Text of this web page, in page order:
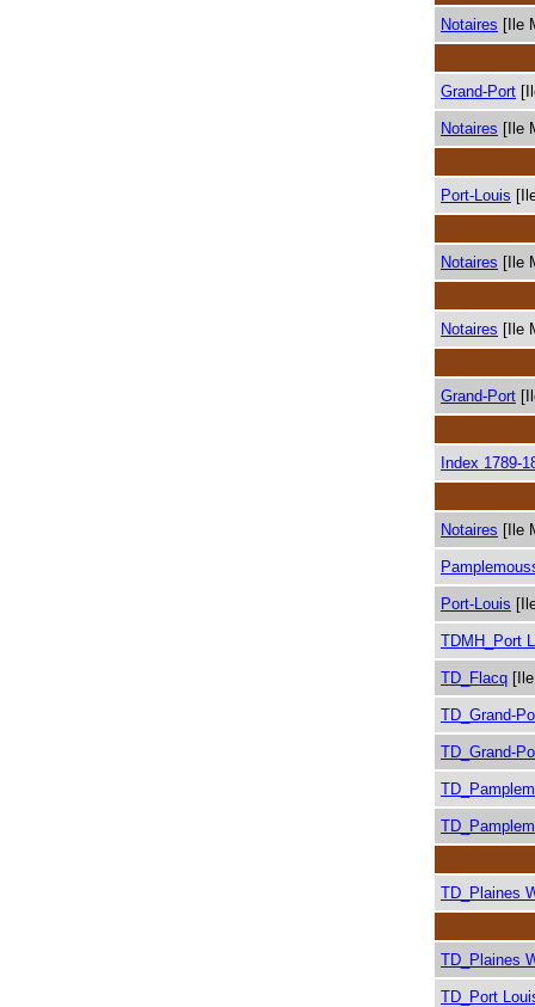
Notaires [Ile
Grand-Port
Notaires [Ile
Port-Louis
Notaires [Ile
Notaires [Ile
Grand-Port
Index 1789-
Notaires [Ile
Port-Louis
TDMH_Port
TD_Flacq
TD_Grand-
TD_Grand-
TD_Plaines
TD_Plaines
TD_Port